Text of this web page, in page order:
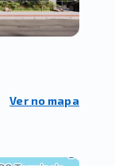
Ver no mapa